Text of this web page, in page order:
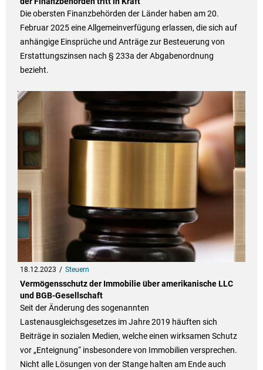
Die obersten Finanzbehörden der Länder haben am 20.
Februar 2025 eine Allgemeinverfügung erlassen, die sich auf
anhängige Einsprüche und Anträge zur Besteuerung von
Erstattungszinsen nach § 233a der Abgabenordnung
bezieht.
18.12.2023 Steuern
Vermögensschutz der Immobilie über amerikanische LLC
und BGB-Gesellschaft
Seit der Änderung des sogenannten
Lastenausgleichsgesetzes im Jahre 2019 häuften sich
Beiträge in sozialen Medien, welche einen wirksamen Schutz
vor „Enteignung“ insbesondere von Immobilien versprechen.
Nicht alle Lösungen von der Stange halten am Ende auch